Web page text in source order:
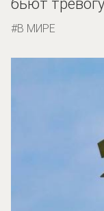
бьют
В МИРЕ